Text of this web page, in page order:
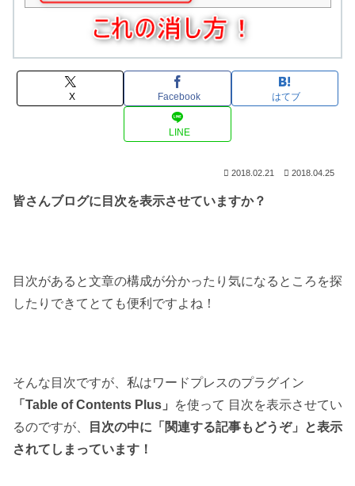
X Facebook はてブ
LINE
2018.02.21 2018.04.25
皆さんブログに目次を表示させていますか？
目次があると文章の構成が分かったり気になるところを探
したりできてとても便利ですよね！
そんな目次ですが、私はワードプレスのプラグイン
「Table of Contents Plus」
を使って 目次を表示させてい
るのですが、
目次の中に「関連する記事もどうぞ」と表示
されてしまっています！